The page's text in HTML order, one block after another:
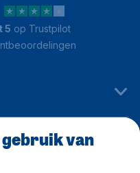
5 op Trustpilot
van